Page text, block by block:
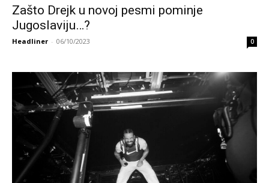
Zašto Drejk u novoj pesmi pominje
Jugoslaviju…?
Headliner - 06/10/2023 0